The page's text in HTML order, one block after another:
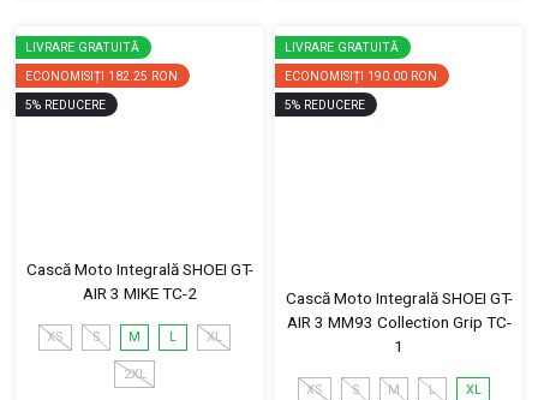
LIVRARE GRATUITĂ
ECONOMISIȚI 182.25 RON
5% REDUCERE
Cască Moto Integrală SHOEI GT-
AIR 3 MIKE TC-2
XS S M L XL
2XL
LIVRARE GRATUITĂ
ECONOMISIȚI 190.00 RON
5% REDUCERE
Cască Moto Integrală SHOEI GT-
AIR 3 MM93 Collection Grip TC-
1
XS S M L XL